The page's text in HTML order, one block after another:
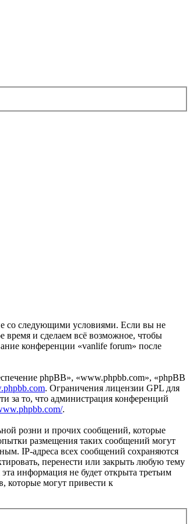
со следующими условиями. Если вы не
время и сделаем всё возможное, чтобы
конференции «vanlife forum» после
phpBB», «www.phpbb.com», «phpBB
. Ограничения лицензии GPL для
за то, что администрация конференций
.
розни и прочих сообщений, которые
размещения таких сообщений могут
IP-адреса всех сообщений сохраняются
перенести или закрыть любую тему
информация не будет открыта третьим
которые могут привести к